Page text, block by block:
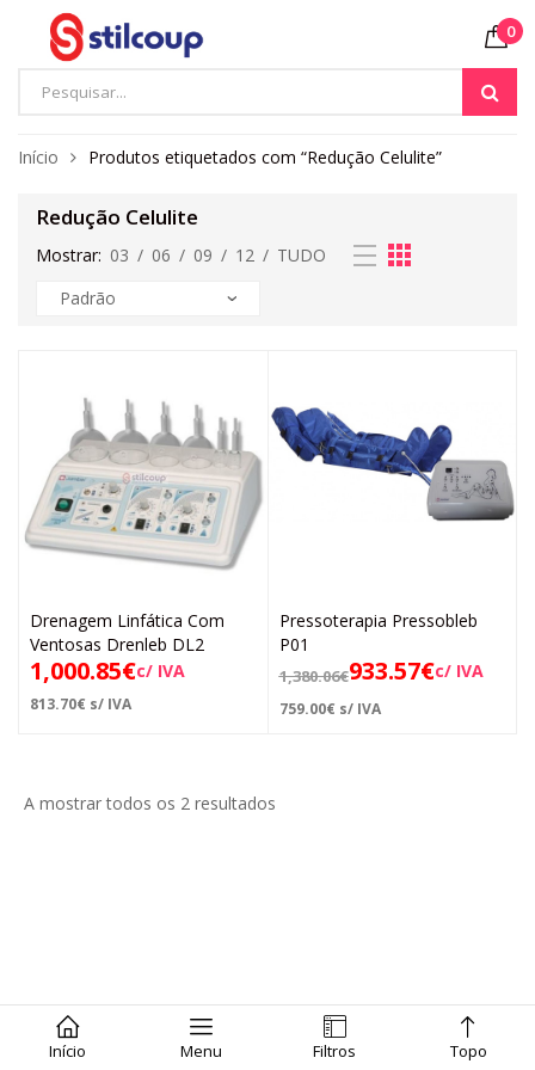
0
Início Menu Filtros Topo
Início Produtos etiquetados com “Redução Celulite”
Redução Celulite
Mostrar: 03 / 06 / 09 / 12 / TUDO
Drenagem Linfática Com
Ventosas Drenleb DL2
1,000.85€c/ IVA
813.70€ s/ IVA
Pressoterapia Pressobleb
P01
1,380.06€933.57€c/ IVA
759.00€ s/ IVA
A mostrar todos os 2 resultados